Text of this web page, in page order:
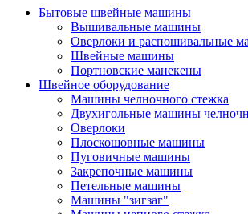
Бытовые швейные машины
Вышивальные машины
Оверлоки и распошивальные
Швейные машины
Портновские манекены
Швейное оборудование
Машины челночного стежка
Двухигольные машины
Оверлоки
Плоскошовные машины
Пуговичные машины
Закрепочные машины
Петельные машины
Машины "зигзаг"